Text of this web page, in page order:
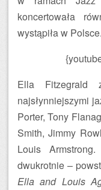
koncertowała
wystąpiła w Polsce.
Ella Fitzegrald
najsłynniejszymi
Porter, Tony
Smith, Jimmy
Louis
dwukrotnie –
Ella and Louis